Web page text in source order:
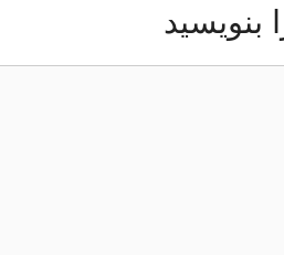
بنویسید